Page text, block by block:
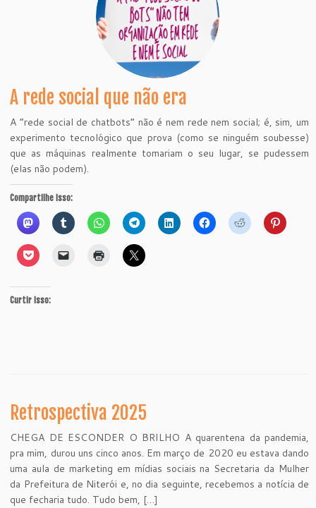
A rede social que não era
A “rede social de chatbots” não é nem rede nem social; é, sim, um
experimento tecnológico que prova (como se ninguém soubesse)
que as máquinas realmente tomariam o seu lugar, se pudessem
(elas não podem).
Compartilhe isso:
Curtir isso:
Retrospectiva 2025
CHEGA DE ESCONDER O BRILHO A quarentena da pandemia,
pra mim, durou uns cinco anos. Em março de 2020 eu estava dando
uma aula de marketing em mídias sociais na Secretaria da Mulher
da Prefeitura de Niterói e, no dia seguinte, recebemos a notícia de
que fecharia tudo. Tudo bem, […]